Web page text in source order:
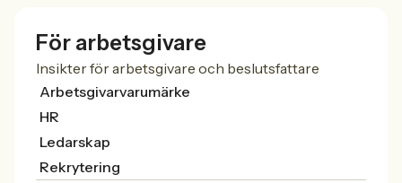
För arbetsgivare
Insikter för arbetsgivare och beslutsfattare
Arbetsgivarvarumärke
HR
Ledarskap
Rekrytering